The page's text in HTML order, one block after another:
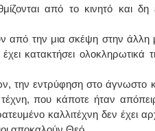
από το κινητό και δη
από την μια σκέψη στην άλλη
κατακτήσει ολοκληρωτικά
την εντρύφηση στο άγνωστο
που κάποτε ήταν
καλλιτέχνη δεν έχει
ΧΕΙΡΟΥΡΓΟΣ
Πανεπιστημίου Αθηνών
Καλλιπόλεως 3,Νέα Σμύρνη,
τηλ:210-9320215
2251038065
Ωτορινολαρυγγολόγος